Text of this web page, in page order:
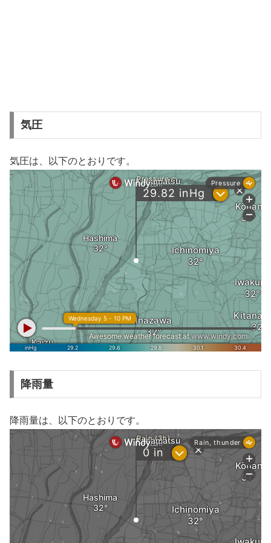
気圧
気圧は、以下のとおりです。
降雨量
降雨量は、以下のとおりです。